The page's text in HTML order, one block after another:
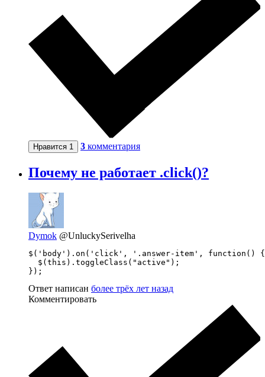
Нравится 1 3 комментария
Почему не работает .click()?
Dymok @UnluckySerivelha
$('body').on('click', '.answer-item', function() {
  $(this).toggleClass("active");
});
Ответ написан более трёх лет назад
Комментировать